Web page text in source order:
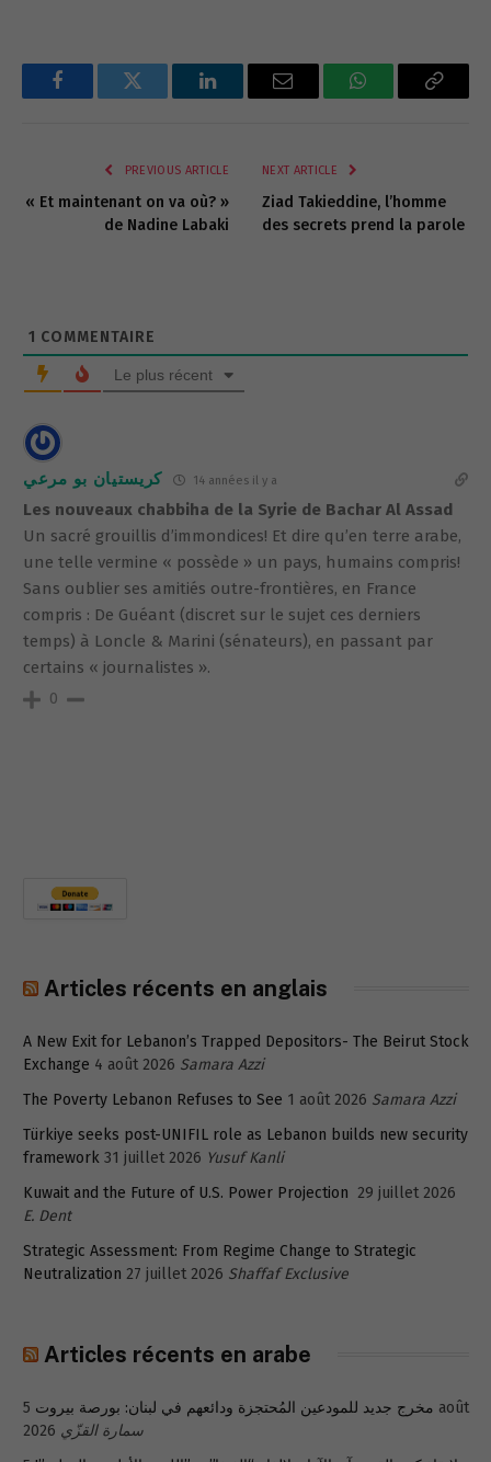
FacebookTwitter LinkedInEmail WhatsAppCopy
PREVIOUS ARTICLE
« Et maintenant on va où? »
de Nadine Labaki
NEXT ARTICLE
Ziad Takieddine, l’homme
des secrets prend la parole
1 COMMENTAIRE
Le plus récent
كريستيان بو مرعي 14 années il y a
Les nouveaux chabbiha de la Syrie de Bachar Al Assad
Un sacré grouillis d’immondices! Et dire qu’en terre arabe,
une telle vermine « possède » un pays, humains compris!
Sans oublier ses amitiés outre-frontières, en France
compris : De Guéant (discret sur le sujet ces derniers
temps) à Loncle & Marini (sénateurs), en passant par
certains « journalistes ».
0
Articles récents en anglais
A New Exit for Lebanon’s Trapped Depositors- The Beirut Stock
Exchange 4 août 2026 Samara Azzi
The Poverty Lebanon Refuses to See 1 août 2026 Samara Azzi
Türkiye seeks post-UNIFIL role as Lebanon builds new security
framework 31 juillet 2026 Yusuf Kanli
Kuwait and the Future of U.S. Power Projection 29 juillet 2026
E. Dent
Strategic Assessment: From Regime Change to Strategic
Neutralization 27 juillet 2026 Shaffaf Exclusive
Articles récents en arabe
مخرج جديد للمودعين المُحتجزة ودائعهم في لبنان: بورصة بيروت 5 août
2026 سمارة القزّي